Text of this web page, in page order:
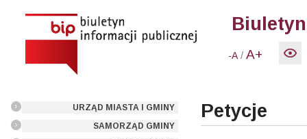
-A /A+
URZĄD MIASTA I GMINY
SAMORZĄD GMINY
Petycje